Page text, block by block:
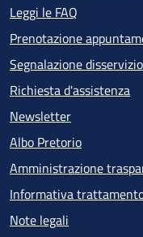
Leggi le FAQ
Prenotazione
Segnalazione disservizio
Richiesta d'assistenza
Newsletter
Albo Pretorio
Amministrazione
Informativa
Note legali